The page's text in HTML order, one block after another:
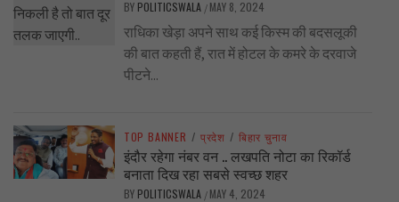
BY POLITICSWALA / MAY 8, 2024
राधिका खेड़ा अपने साथ कई किस्म की बदसलूकी
की बात कहती हैं, रात में होटल के कमरे के दरवाजे
पीटने...
TOP BANNER / प्रदेश / बिहार चुनाव
इंदौर रहेगा नंबर वन .. लखपति नोटा का रिकॉर्ड
बनाता दिख रहा सबसे स्वच्छ शहर
BY POLITICSWALA / MAY 4, 2024